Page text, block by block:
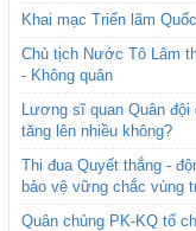
Khai mạc Triển lãm
Chủ tịch Nước Tô Lâm
- Không quân
Lương sĩ quan Quân
tăng lên nhiều không?
Thi đua Quyết thắng -
bảo vệ vững chắc vùng
Quân chủng PK-KQ tổ